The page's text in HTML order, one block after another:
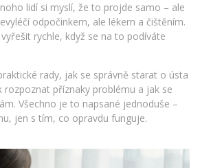
lidí si myslí, že to projde samo – ale
odpočinkem, ale lékem a čištěním.
rychle, když se na to podíváte
rady, jak se správně starat o ústa
rozpoznat příznaky problému a jak se
Všechno je to napsané jednoduše –
jen s tím, co opravdu funguje.